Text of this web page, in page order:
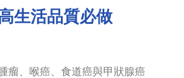
生活品質必做
瘤、喉癌、食道癌與甲狀腺癌